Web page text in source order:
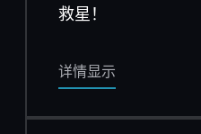
救星！
详情显示